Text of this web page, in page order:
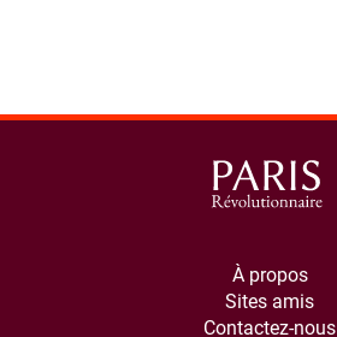
À propos
Sites amis
Contactez-nous